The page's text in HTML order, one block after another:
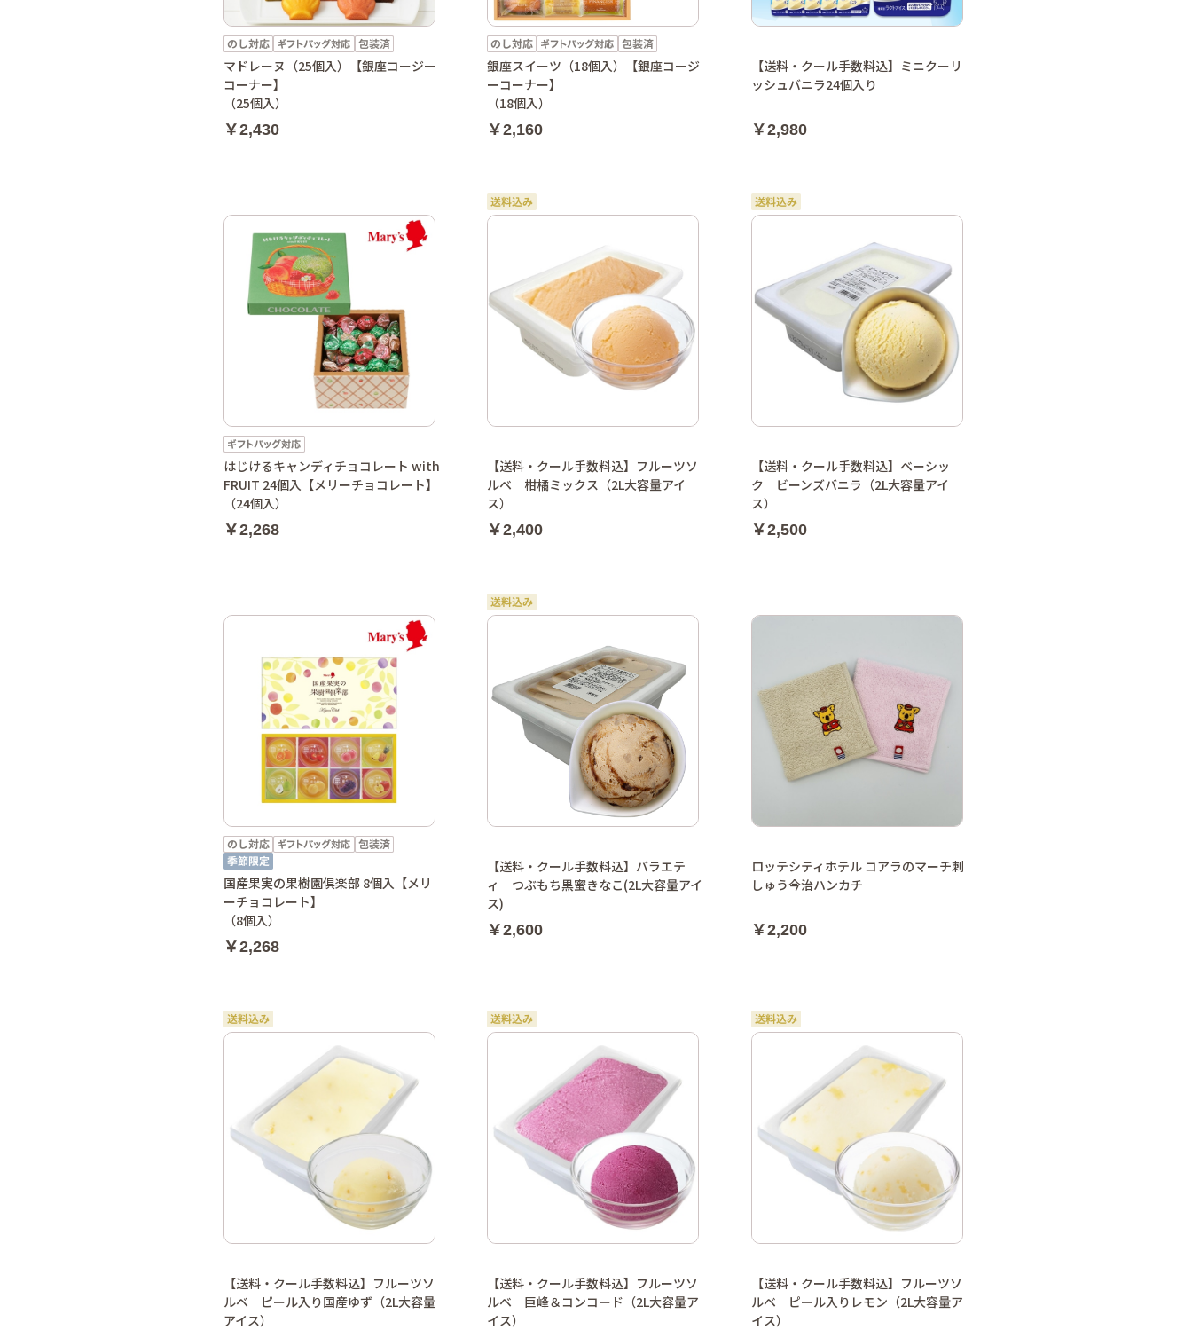
マドレーヌ（25個入）【銀座コージー
コーナー】
（25個入）
￥2,430
銀座スイーツ（18個入）【銀座コージ
ーコーナー】
（18個入）
￥2,160
【送料・クール手数料込】ミニクーリ
ッシュバニラ24個入り
￥2,980
はじけるキャンディチョコレート with
FRUIT 24個入【メリーチョコレート】
（24個入）
￥2,268
【送料・クール手数料込】フルーツソ
ルベ 柑橘ミックス（2L大容量アイ
ス）
￥2,400
【送料・クール手数料込】ベーシッ
ク ビーンズバニラ（2L大容量アイ
ス）
￥2,500
国産果実の果樹園倶楽部 8個入【メリ
ーチョコレート】
（8個入）
￥2,268
【送料・クール手数料込】バラエテ
ィ つぶもち黒蜜きなこ(2L大容量アイ
ス)
￥2,600
ロッテシティホテル コアラのマーチ刺
しゅう今治ハンカチ
￥2,200
【送料・クール手数料込】フルーツソ
ルベ ピール入り国産ゆず（2L大容量
アイス）
【送料・クール手数料込】フルーツソ
ルベ 巨峰＆コンコード（2L大容量ア
イス）
【送料・クール手数料込】フルーツソ
ルベ ピール入りレモン（2L大容量ア
イス）